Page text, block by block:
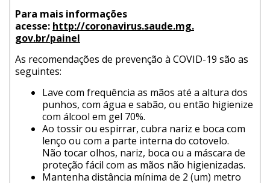
Para mais informações
acesse: http://coronavirus.saude.mg.
gov.br/painel
As recomendações de prevenção à COVID-19 são as
seguintes:
Lave com frequência as mãos até a altura dos
punhos, com água e sabão, ou então higienize
com álcool em gel 70%.
Ao tossir ou espirrar, cubra nariz e boca com
lenço ou com a parte interna do cotovelo.
Não tocar olhos, nariz, boca ou a máscara de
proteção fácil com as mãos não higienizadas.
Mantenha distância mínima de 2 (um) metro